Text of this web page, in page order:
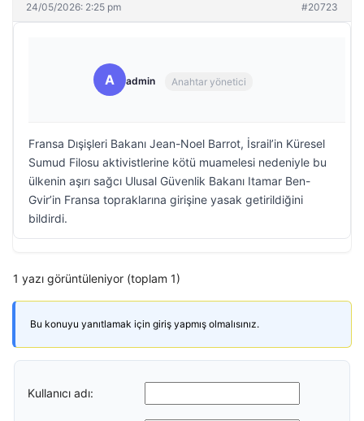
24/05/2026: 2:25 pm #20723
A admin Anahtar yönetici
Fransa Dışişleri Bakanı Jean-Noel Barrot, İsrail’in Küresel
Sumud Filosu aktivistlerine kötü muamelesi nedeniyle bu
ülkenin aşırı sağcı Ulusal Güvenlik Bakanı Itamar Ben-
Gvir’in Fransa topraklarına girişine yasak getirildiğini
bildirdi.
1 yazı görüntüleniyor (toplam 1)
Bu konuyu yanıtlamak için giriş yapmış olmalısınız.
Kullanıcı adı: